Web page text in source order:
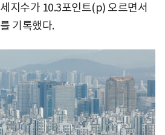
지수가 10.3포인트(p) 오르면서
기록했다.